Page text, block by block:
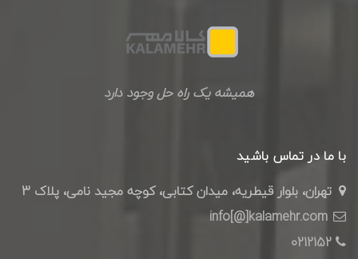
همیشه یک راه حل وجود دارد
با ما در تماس باشید
تهران، بلوار قیطریه، میدان کتابی، کوچه مجید نامی، پلاک 3
0212152